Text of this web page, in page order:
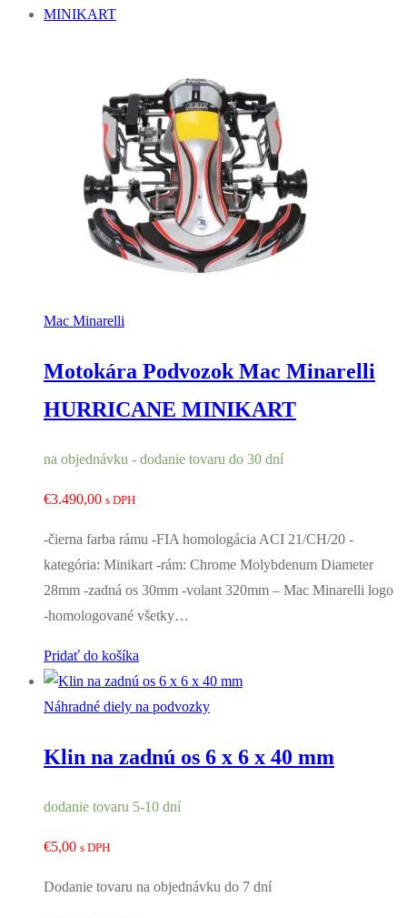
Mac Minarelli
Motokára Podvozok Mac Minarelli
HURRICANE MINIKART
na objednávku - dodanie tovaru do 30 dní
€3.490,00 s DPH
-čierna farba rámu -FIA homologácia ACI 21/CH/20 -
kategória: Minikart -rám: Chrome Molybdenum Diameter
28mm -zadná os 30mm -volant 320mm – Mac Minarelli logo
-homologované všetky…
Pridať do košíka
Náhradné diely na podvozky
Klin na zadnú os 6 x 6 x 40 mm
dodanie tovaru 5-10 dní
€5,00 s DPH
Dodanie tovaru na objednávku do 7 dní